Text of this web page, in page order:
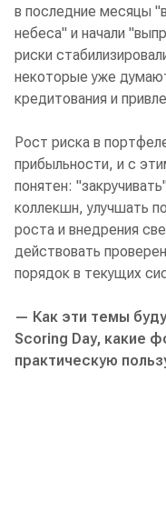
в последние месяцы
небеса" и начали
риски
некоторые уже
кредитования и
Рост риска в
прибыльности, и с
понятен:
коллекшн, улучшать
роста и внедрения
действовать
порядок в текущих
— Как эти темы
Scoring Day, какие
практическую